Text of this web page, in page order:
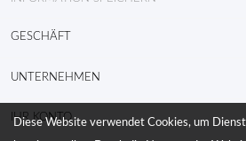
GESCHÄFT
UNTERNEHMEN
IHR KONTO
Diese Website verwendet Cookies, um